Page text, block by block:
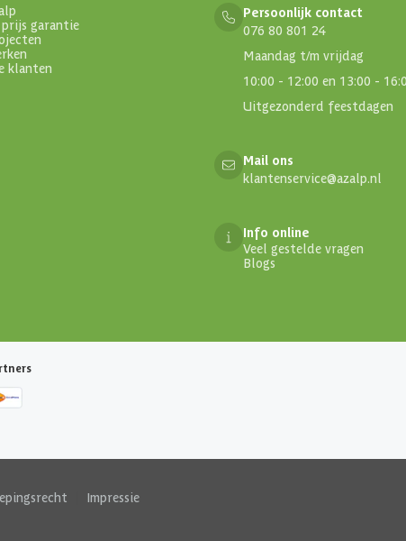
prijs garantie
klanten
Persoonlijk contact
076 80 801 24
Maandag t/m vrijdag
10:00 - 12:00 en 13:00 -
Uitgezonderd feestdagen
Mail ons
klantenservice@azalp.nl
Info online
Veel gestelde vragen
Blogs
Impressie